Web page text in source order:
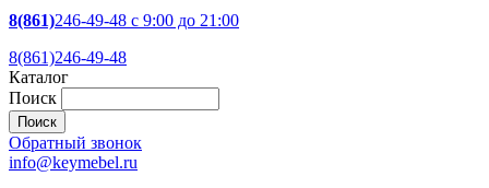
8(861)246-49-48 c 9:00 до 21:00
8(861)246-49-48
Каталог
Поиск
Обратный звонок
info@keymebel.ru